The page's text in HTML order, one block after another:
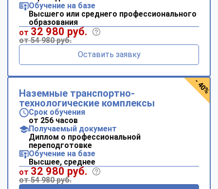
Обучение на базе
Высшего или среднего профессионального
образования
от 32 980 руб.
от 54 980 руб.
Оставить заявку
Наземные транспортно-
технологические комплексы
Срок обучения
от 256 часов
Получаемый документ
Диплом о профессиональной
переподготовке
Обучение на базе
Высшее, среднее
от 32 980 руб.
от 54 980 руб.
- 40%